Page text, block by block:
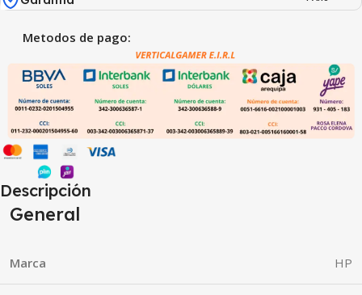
Metodos de pago:
Descripción
General
Marca HP